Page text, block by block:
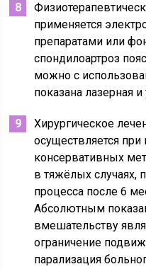
применяется
препаратами или
спондилоартроз
можно с
показана лазерная
Хирургическое
осуществляется
консервативных
в тяжёлых случаях,
процесса после 6
Абсолютным
вмешательству
ограничение
парализация